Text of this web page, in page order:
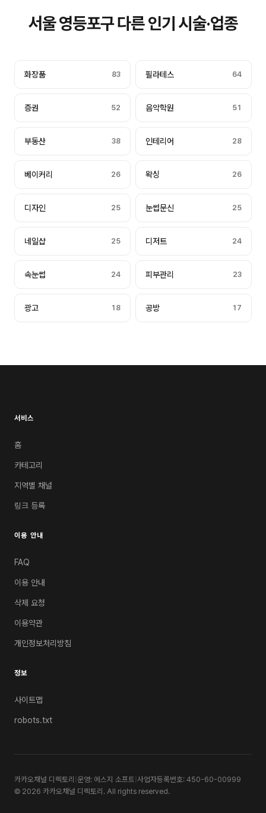
서울 영등포구 다른 인기 시술·업종
화장품 83 필라테스 64
증권 52 음악학원 51
부동산 38 인테리어 28
베이커리 26 왁싱 26
디자인 25 눈썹문신 25
네일샵 25 디저트 24
속눈썹 24 피부관리 23
광고 18 공방 17
서비스
홈
카테고리
지역별 채널
링크 등록
이용 안내
FAQ
이용 안내
삭제 요청
이용약관
개인정보처리방침
정보
사이트맵
robots.txt
카카오채널 디렉토리 운영: 에스지 소프트 사업자등록번호: 450-60-00999
© 2026 카카오채널 디렉토리. All rights reserved.